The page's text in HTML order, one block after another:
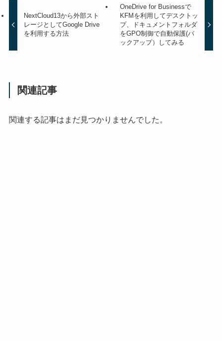
NextCloud13から外部スト
レージとしてGoogle Drive
を利用する方法
OneDrive for Businessで
KFMを利用してデスクトッ
プ、ドキュメントフォルダ
をGPO制御で自動保護(バ
ックアップ）してみる
関連記事
関連する記事はまだ見つかりませんでした。